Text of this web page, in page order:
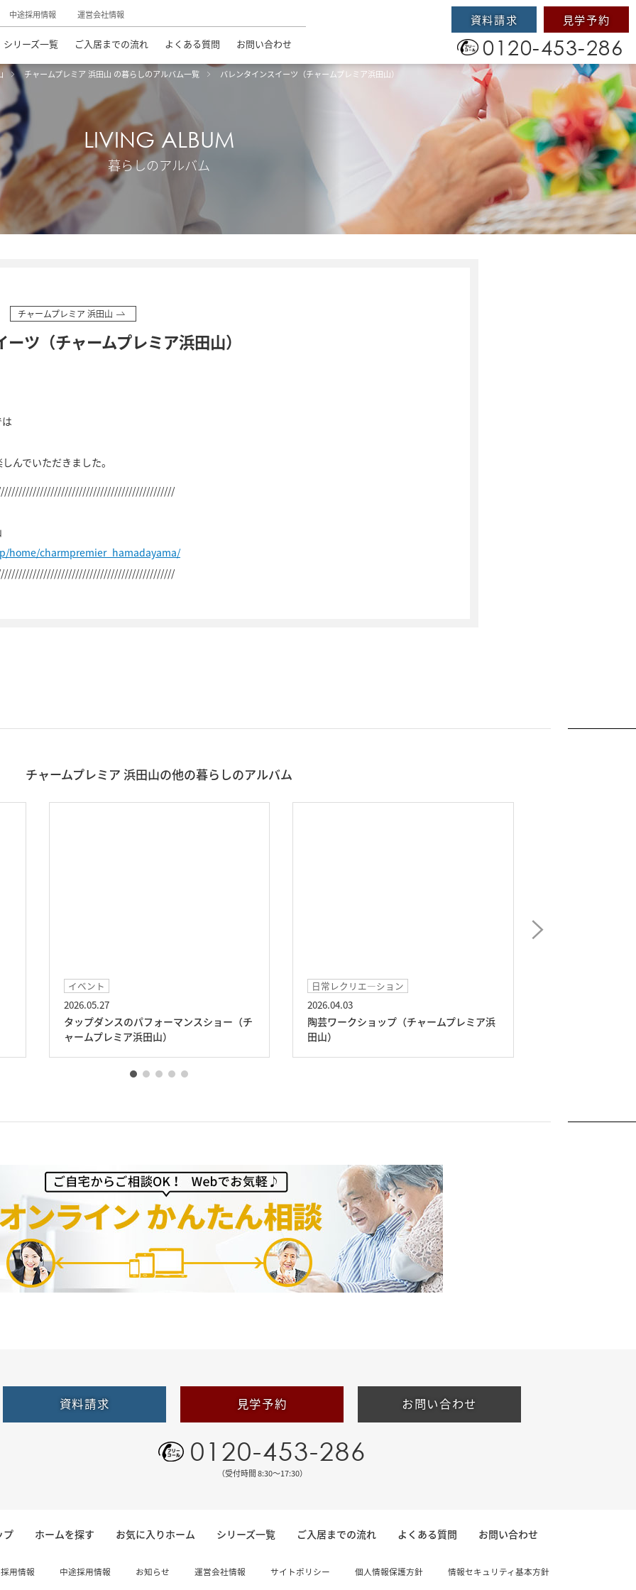
中途採用情報 運営会社情報
シリーズ一覧 ご入居までの流れ よくある質問 お問い合わせ
資料請求 見学予約
0120-453-286
チャームプレミア 浜田山 の暮らしのアルバム一覧 バレンタインスイーツ（チャームプレミア浜田山）
LIVING ALBUM
暮らしのアルバム
チャームプレミア 浜田山
ツ（チャームプレミア浜田山）
んでいただきました。
home/charmpremier_hamadayama/
チャームプレミア 浜田山の他の暮らしのアルバム
イベント
2026.05.27
タップダンスのパフォーマンスショー（チ
ャームプレミア浜田山）
日常レクリエ―ション
2026.04.03
陶芸ワークショップ（チャームプレミア浜
田山）
資料請求 見学予約 お問い合わせ
0120-453-286
（受付時間 8:30〜17:30）
プ ホームを探す お気に入りホーム シリーズ一覧 ご入居までの流れ よくある質問 お問い合わせ
用情報 中途採用情報 お知らせ 運営会社情報 サイトポリシー 個人情報保護方針 情報セキュリティ基本方針